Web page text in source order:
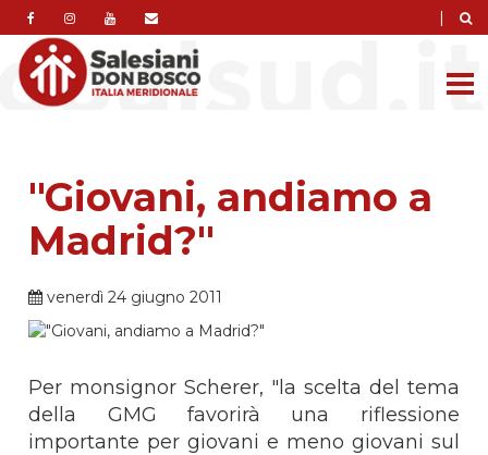
|
"Giovani, andiamo a
Madrid?"
venerdì 24 giugno 2011
Per monsignor Scherer, "la scelta del tema
della GMG favorirà una riflessione
importante per giovani e meno giovani sul